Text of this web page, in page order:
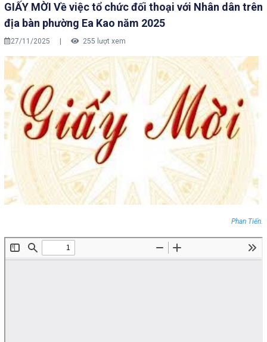
GIẤY MỜI Về việc tổ chức đối thoại với Nhân dân trên
địa bàn phường Ea Kao năm 2025
27/11/2025 255 lượt xem
Phan Tiến.